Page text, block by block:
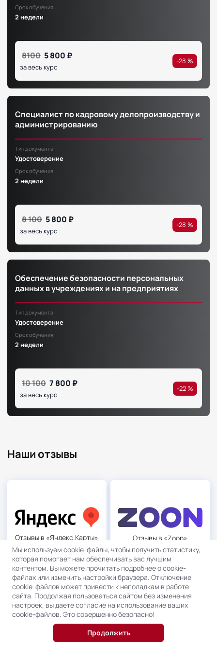
Срок обучения:
2 недели
8100 5 800 ₽
за весь курс
-28 %
Специалист по кадровому делопроизводству и
администрированию
Тип документа:
Удостоверение
Срок обучения:
2 недели
8 100 5 800 ₽
за весь курс
-28 %
Обеспечение безопасности персональных
данных в учреждениях и на предприятиях
Тип документа:
Удостоверение
Срок обучения:
2 недели
10 100 7 800 ₽
за весь курс
-22 %
Наши отзывы
Отзывы в «Яндекс.Карты» Отзывы в «Zoon»
Мы используем cookie-файлы, чтобы получить статистику,
которая помогает нам обеспечивать вас лучшим
контентом. Вы можете прочитать подробнее о cookie-
файлах или изменить настройки браузера. Отключение
cookie-файлов может привести к неполадкам в работе
сайта. Продолжая пользоваться сайтом без изменения
настроек, вы даете согласие на использование ваших
cookie-файлов. Это совершенно безопасно!
Продолжить